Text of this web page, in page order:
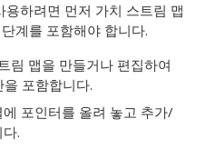
용하려면 먼저 가치 스트림 맵
계를 포함해야 합니다.
림 맵을 만들거나 편집하여
을 포함합니다.
포인터를 올려 놓고 추가/
.